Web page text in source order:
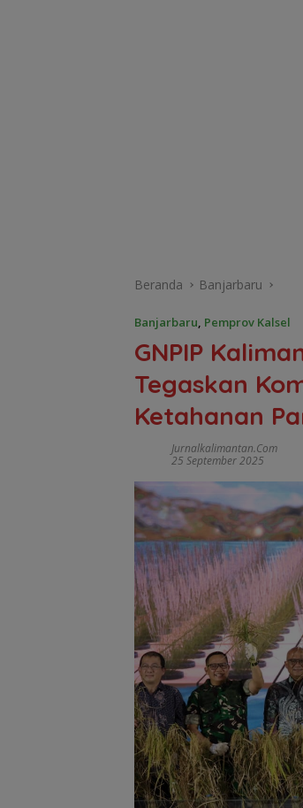
Beranda Banjarbaru
Banjarbaru, Pemprov Kalsel
GNPIP
Tegaskan
Ketahanan
Jurnalkalimantan.com
25 September 2025